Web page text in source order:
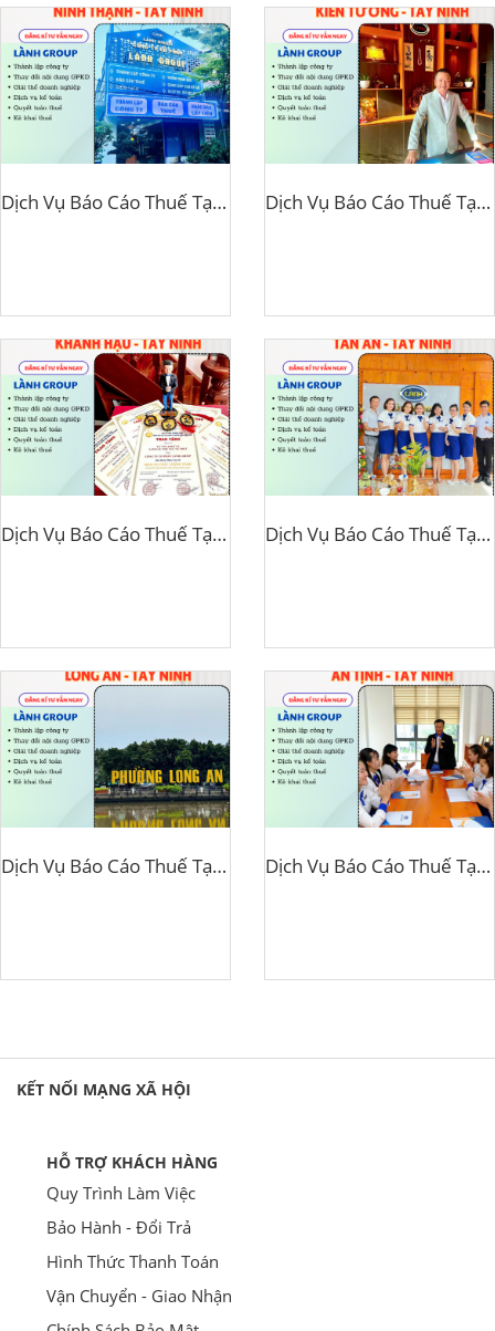
Dịch Vụ Báo Cáo Thuế Tại Phường Ninh Thạnh, Tây Ninh – Lành Group Tây Ninh Đồng Hành Cùng Doanh Nghiệp Phát Triển Dịch Vụ Báo Cáo Thuế Tại Phường Kiến Tường, Tây Ninh – Giải Pháp Thuế Chính Xác Và Hiệu Quả Từ Lành Group
Dịch Vụ Báo Cáo Thuế Tại Phường Khánh Hậu, Tây Ninh – Giải Pháp Thuế Hiệu Quả Từ Lành Group Dịch Vụ Báo Cáo Thuế Tại Phường Tân An, Tây Ninh – Giải Pháp Thuế Toàn Diện Từ Lành Group
Dịch Vụ Báo Cáo Thuế Tại Phường Long An, Tây Ninh – Giải Pháp Kế Toán Toàn Diện Từ Lành Group Dịch Vụ Báo Cáo Thuế Tại Xã An Tịnh, Tây Ninh – Giải Pháp Thuế Toàn Diện Cùng Lành Group
KẾT NỐI MẠNG XÃ HỘI
HỖ TRỢ KHÁCH HÀNG
Quy Trình Làm Việc
Bảo Hành - Đổi Trả
Hình Thức Thanh Toán
Vận Chuyển - Giao Nhận